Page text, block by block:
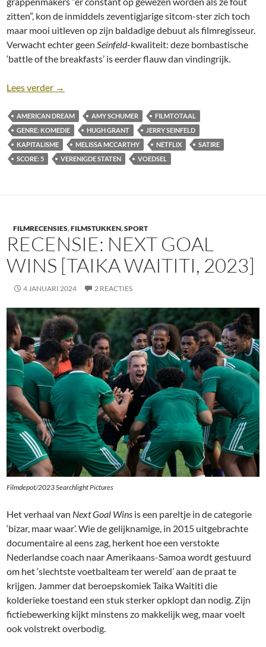
zitten”, kon de inmiddels zeventigjarige sitcom-ster zich toch
maar mooi uitleven op zijn baldadige debuut als filmregisseur.
Verwacht echter geenSeinfeld-kwaliteit: deze bombastische
‘battle of the breakfasts’ is eerder flauw dan vindingrijk.
Lees verder Recensie: Unfrosted [Netflix; Jerry Seinfeld, 2024]
→
AMERICAN DREAM AMY SCHUMER
FILMTOTAAL
GENRE: KOMEDIE
HUGH GRANT
JERRY SEINFELD
KAPITALISME
MELISSA MCCARTHY NETFLIX
SATIRE
SCORE: 5
VERENIGDE STATEN VOEDSEL
FILMRECENSIES,FILMSTUKKEN,SPORT
RECENSIE: NEXT GOAL
WINS [TAIKA WAITITI, 2023]
4 JANUARI 2024 2 REACTIES
Filmdepot/2023 Searchlight Pictures
Het verhaal van Next Goal Wins is een pareltje in de categorie
‘bizar, maar waar’. Wie de gelijknamige, in 2015 uitgebrachte
documentaire al eens zag, herkent hoe een verstokte
Nederlandse coach naar Amerikaans-Samoa wordt gestuurd
om het ‘slechtste voetbalteam ter wereld’ aan de praat te
krijgen. Jammer dat beroepskomiek Taika Waititi die
kolderieke toestand een stuk sterker opklopt dan nodig. Zijn
fictiebewerking kijkt minstens zo makkelijk weg, maar voelt
ook volstrekt overbodig.